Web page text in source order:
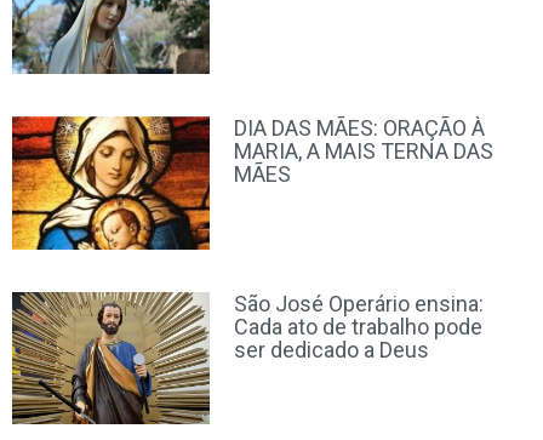
DIA DAS MÃES: ORAÇÃO À
MARIA, A MAIS TERNA DAS
MÃES
São José Operário ensina:
Cada ato de trabalho pode
ser dedicado a Deus